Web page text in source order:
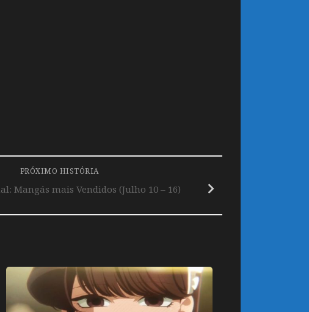
PRÓXIMO HISTÓRIA
Mangás mais Vendidos (Julho 10 – 16)